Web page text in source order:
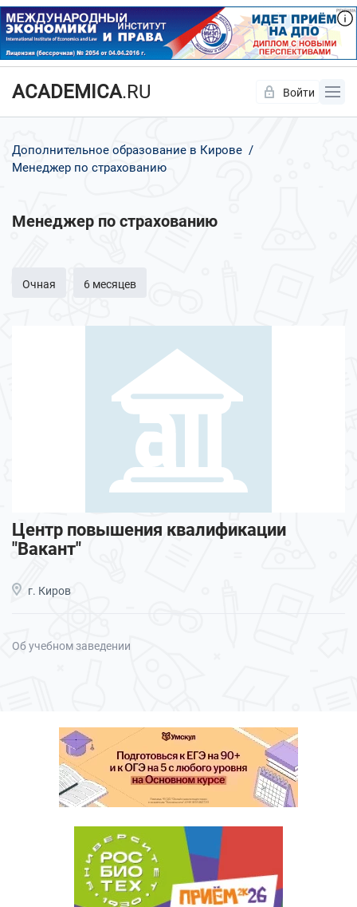
ACADEMICA.RU Войти
Дополнительное образование в Кирове
Менеджер по страхованию
Менеджер по страхованию
Очная 6 месяцев
Центр повышения квалификации
"Вакант"
г. Киров
Об учебном заведении
Да Нет